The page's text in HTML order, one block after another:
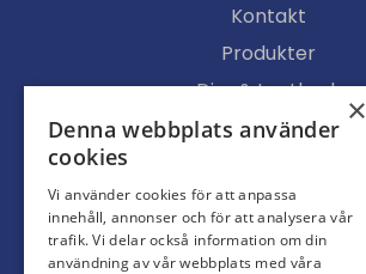
Kontakt
Produkter
Djur & Lantbruk
Köpvillkor
Ljusgenomsläpp
Portar
×
Denna webbplats använder
cookies
Vi använder cookies för att anpassa
innehåll, annonser och för att analysera vår
trafik. Vi delar också information om din
användning av vår webbplats med våra